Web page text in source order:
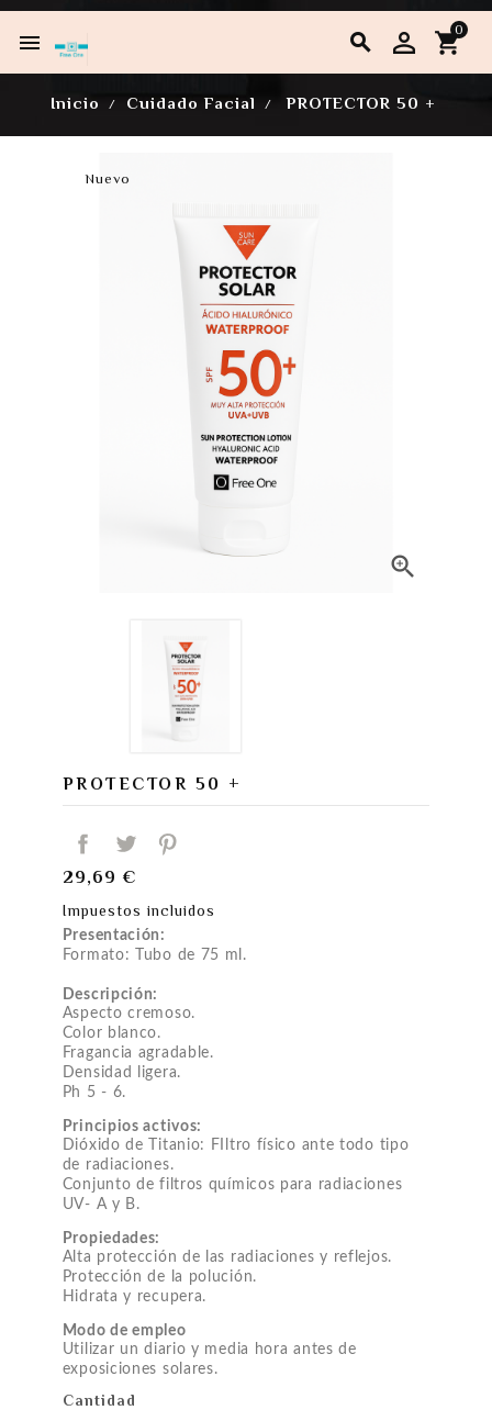

 0
Inicio Cuidado Facial PROTECTOR 50 +
Nuevo

PROTECTOR 50 +
29,69 €
Impuestos incluidos
Presentación:
Formato: Tubo de 75 ml.
Descripción:
Aspecto cremoso.
Color blanco.
Fragancia agradable.
Densidad ligera.
Ph 5 - 6.
Principios activos:
Dióxido de Titanio: FIltro físico ante todo tipo
de radiaciones.
Conjunto de filtros químicos para radiaciones
UV- A y B.
Propiedades:
Alta protección de las radiaciones y reflejos.
Protección de la polución.
Hidrata y recupera.
Modo de empleo
Utilizar un diario y media hora antes de
exposiciones solares.
Cantidad